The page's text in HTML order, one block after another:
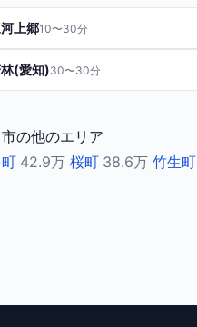
上郷10〜30分
(愛知)30〜30分
の他のエリア
42.9万 桜町 38.6万 竹生町